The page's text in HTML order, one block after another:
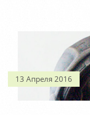
13 Апреля 2016